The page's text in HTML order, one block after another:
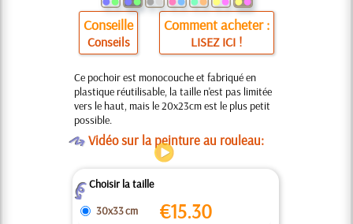
Conseille
Conseils
Comment acheter :
LISEZ ICI !
Ce pochoir est monocouche et fabriqué en
plastique réutilisable, la taille n'est pas limitée
vers le haut, mais le 20x23cm est le plus petit
possible.
OVidéo sur la peinture au rouleau:
ZChoisir la taille
30x33 cm
€15.30